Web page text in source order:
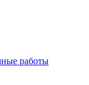
работы